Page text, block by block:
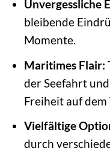
Unvergessliche
bleibende
Momente.
Maritimes Flair:
der Seefahrt
Freiheit auf dem
Vielfältige
durch